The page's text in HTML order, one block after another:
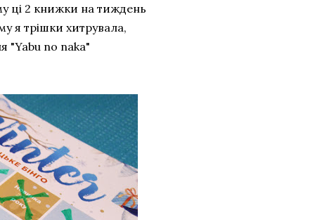
ці 2 книжки на тиждень
я трішки хитрувала,
"Yabu no naka"